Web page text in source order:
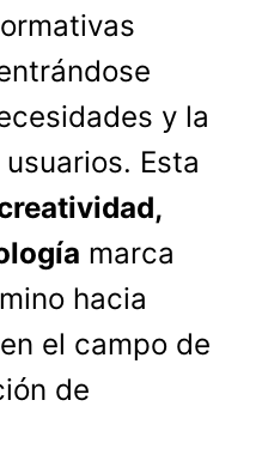
y la
Esta
marca
hacia
el campo de
de